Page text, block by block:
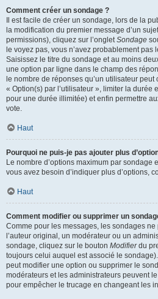
Comment créer un sondage ?
Il est facile de créer un sondage, lors de la
la modification du premier message d’un
permissions), cliquez sur l’onglet Sondage
le voyez pas, vous n’avez probablement pas
Saisissez le titre du sondage et au moins
une option par ligne dans le champ des
le nombre de réponses qu’un utilisateur
« Option(s) par l’utilisateur », limiter la durée
pour une durée illimitée) et enfin permettre
vote.
Haut
Pourquoi ne puis-je pas ajouter plus
Le nombre d’options maximum par sondage
vous avez besoin d’indiquer plus d’options,
Haut
Comment modifier ou supprimer un
Comme pour les messages, les sondages
l’auteur original, un modérateur ou un
sondage, cliquez sur le bouton Modifierdu
toujours celui auquel est associé le
peut modifier une option ou supprimer le
modérateurs et les administrateurs peuvent
pour empêcher le trucage en changeant les